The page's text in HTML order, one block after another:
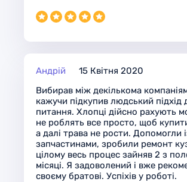
Андрій
15 Квітня 2020
Вибирав між декількома
кажучи підкупив людський підхід
питання. Хлопці дійсно рахують
не роблять все просто, щоб
а далі трава не рости. Допомогли
запчастинами, зробили ремонт
цілому весь процес зайняв 2 з
місяці. Я задоволений і вже
своєму братові. Успіхів у роботі.